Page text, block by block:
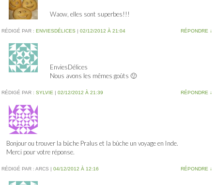
Waow, elles sont superbes!!!
RÉDIGÉ PAR : ENVIESDÉLICES | 02/12/2012 À 21:04 RÉPONDRE ↓
EnviesDélices
Nous avons les mêmes goûts 🙂
RÉDIGÉ PAR : SYLVIE | 02/12/2012 À 21:39 RÉPONDRE ↓
Bonjour ou trouver la bûche Pralus et la bûche un voyage en Inde.
Merci pour votre réponse.
RÉDIGÉ PAR : ARCS | 04/12/2012 À 12:16 RÉPONDRE ↓